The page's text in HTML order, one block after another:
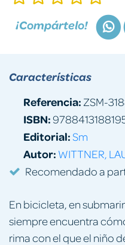
¡Compártelo!
En bicicleta, en
siempre encuentra
rima con el que el niño
Características
Referencia: ZSM-
ISBN:
Editorial:Sm
Autor: WITTNER,
Recomendado a